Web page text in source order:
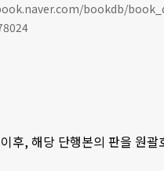
bookdb/
후, 해당 단행본의 판을 원괄